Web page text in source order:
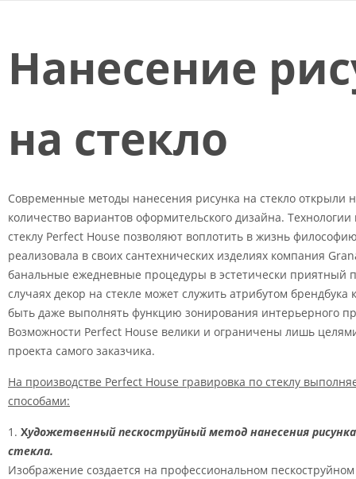
Нанесение
на стекло
Современные методы нанесения рисунка на стекло открыли
количество вариантов оформительского дизайна.
стеклу Perfect House позволяют воплотить в жизнь
реализовала в своих сантехнических изделиях компания
банальные ежедневные процедуры в эстетически приятный
случаях декор на стекле может служить атрибутом
быть даже выполнять функцию зонирования интерьерного
Возможности Perfect House велики и ограничены лишь
проекта самого заказчика.
На производстве Perfect House гравировка по стеклу
способами:
Художетвенный пескоструйный метод нанесения
стекла.
Изображение создается на профессиональном